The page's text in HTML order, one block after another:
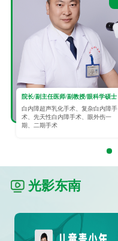
院长/副主任医师/副教授/眼科学硕士
白内障超声乳化手术、复杂白内障手
术、先天性白内障手术、眼外伤一
期、二期手术
光影东南